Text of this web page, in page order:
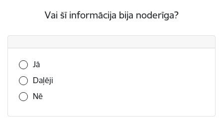
Vai šī informācija bija noderīga?
Vai šī informācija bija noderīga?
Jā
Daļēji
Nē